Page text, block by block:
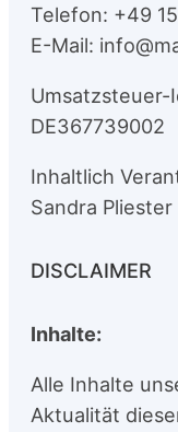
Telefon: +49
E-Mail:
Umsatzsteuer-
DE367739002
Inhaltlich
Sandra
DISCLAIMER
Inhalte:
Alle Inhalte
Aktualität